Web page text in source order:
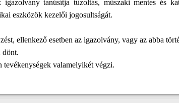
tanúsítja tűzoltás, műszaki mentés és
eszközök kezelői jogosultságát.
ellenkező esetben az igazolvány, vagy az abba
dönt.
tevékenységek valamelyikét végzi.